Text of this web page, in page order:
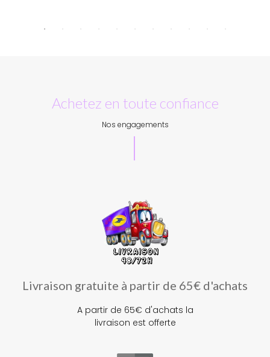
Achetez en toute confiance
Nos engagements
Livraison gratuite à partir de 65€ d'achats
A partir de 65€ d'achats la
livraison est offerte